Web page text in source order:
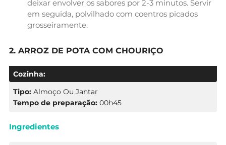
deixar envolver os sabores por 2-3 minutos. Servir
em seguida, polvilhado com coentros picados
grosseiramente.
2. ARROZ DE POTA COM CHOURIÇO
Cozinha:
Tipo: Almoço Ou Jantar
Tempo de preparação: 00h45
Ingredientes